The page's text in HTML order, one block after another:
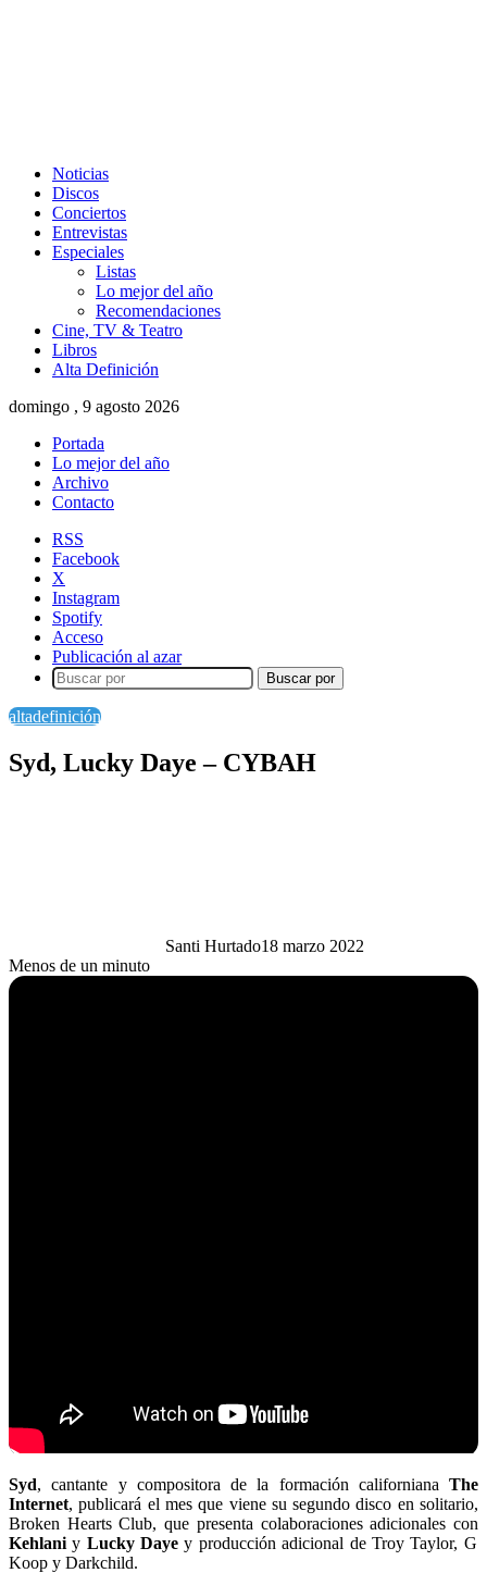
Noticias
Discos
Conciertos
Entrevistas
Especiales
Listas
Lo mejor del año
Recomendaciones
Cine, TV & Teatro
Libros
Alta Definición
domingo , 9 agosto 2026
Portada
Lo mejor del año
Archivo
Contacto
RSS
Facebook
X
Instagram
Spotify
Acceso
Publicación al azar
Buscar por
altadefinición
Syd, Lucky Daye – CYBAH
Santi Hurtado18 marzo 2022
Menos de un minuto
Syd, cantante y compositora de la formación californiana The
Internet, publicará el mes que viene su segundo disco en solitario,
Broken Hearts Club, que presenta colaboraciones adicionales con
Kehlani y Lucky Daye y producción adicional de Troy Taylor, G
Koop y Darkchild.